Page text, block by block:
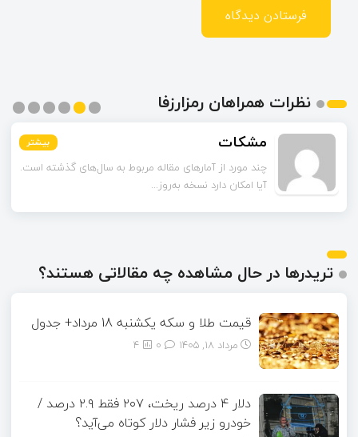
نظرات همراهان رمزارزفا
بیشتر مشکات بیشتر
چند مورد از آمارهای مقاله مربوط به سال‌های گذشته است.
آیا امکان دارد نسخه به‌روز...
بیشتر
بیشتر
بیشتر
بیشتر
تریدرها در حال مشاهده چه مقالاتی هستند؟
قیمت طلا و سکه یکشنبه 18 مرداد+ جدول
مرداد ۱۸, ۱۴۰۵ 4
دلار ۴ درصد ریخت، ۲۰۷ فقط ۲.۹ درصد /
خودرو زیر فشار دلار کوتاه می‌آید؟